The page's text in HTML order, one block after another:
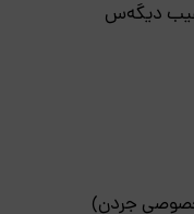
عیب دیگه‌س
خصوصی جردن)